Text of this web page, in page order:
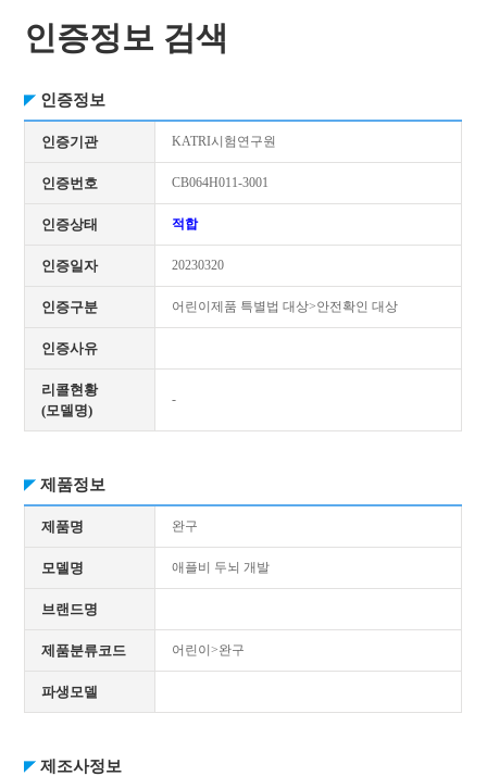
인증정보 검색
인증정보
인증기관 KATRI시험연구원
인증번호 CB064H011-3001
인증상태 적합
인증일자 20230320
인증구분 어린이제품 특별법 대상>안전확인 대상
인증사유
리콜현황
(모델명)
-
제품정보
제품명 완구
모델명 애플비 두뇌 개발
브랜드명
제품분류코드 어린이>완구
파생모델
제조사정보